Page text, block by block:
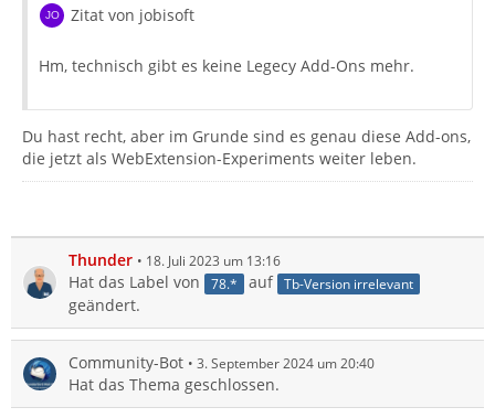
Zitat von jobisoft
Hm, technisch gibt es keine Legecy Add-Ons mehr.
Du hast recht, aber im Grunde sind es genau diese Add-ons,
die jetzt als WebExtension-Experiments weiter leben.
Thunder 18. Juli 2023 um 13:16
Hat das Label von 78.* auf Tb-Version irrelevant
geändert.
Community-Bot 3. September 2024 um 20:40
Hat das Thema geschlossen.